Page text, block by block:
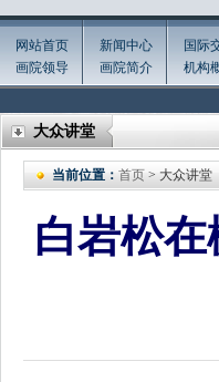
网站首页
画院领导
新闻中心
画院简介
国际
机构
大众讲堂
当前位置： 首页 > 大众讲堂
白岩松